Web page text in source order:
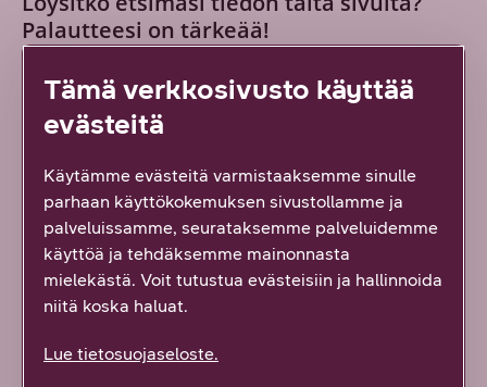
Palautteesi on tärkeää!
4
Kyllä löysin
Osittain
En lainkaan
Vähän epäselvää
Tämä verkkosivusto käyttää
evästeitä
Käytämme evästeitä varmistaaksemme sinulle
parhaan käyttökokemuksen sivustollamme ja
palveluissamme, seurataksemme palveluidemme
käyttöä ja tehdäksemme mainonnasta
mielekästä. Voit tutustua evästeisiin ja hallinnoida
niitä koska haluat.
Lue tietosuojaseloste.